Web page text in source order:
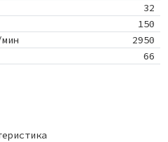
32
150
2950
66